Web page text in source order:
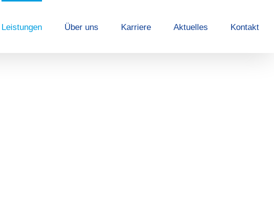
Leistungen Über uns Karriere Aktuelles Kontakt